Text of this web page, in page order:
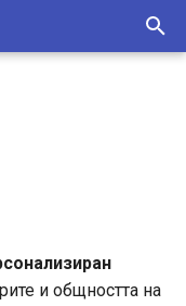
и общността на